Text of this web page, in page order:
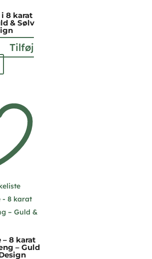
8 karat
& Sølv
Tilføj
8 karat
– Guld